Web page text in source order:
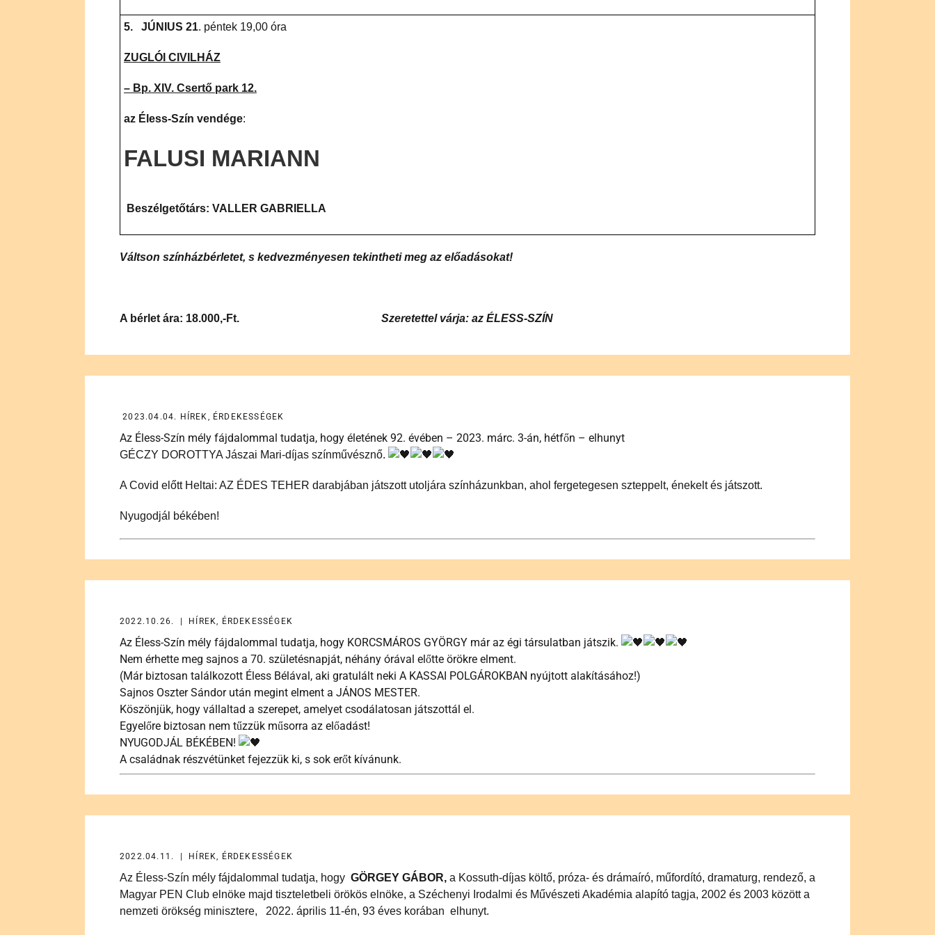
5. JÚNIUS 21. péntek 19,00 óra
ZUGLÓI CIVILHÁZ
– Bp. XIV. Csertő park 12.
az Éless-Szín vendége:
FALUSI MARIANN
Beszélgetőtárs: VALLER GABRIELLA
Váltson színházbérletet, s kedvezményesen tekintheti meg az előadásokat!
A bérlet ára: 18.000,-Ft. Szeretettel várja: az ÉLESS-SZÍN
2023.04.04. HÍREK, ÉRDEKESSÉGEK
Az Éless-Szín mély fájdalommal tudatja, hogy életének 92. évében – 2023. márc. 3-án, hétfőn – elhunyt
GÉCZY DOROTTYA Jászai Mari-díjas színművésznő.
A Covid előtt Heltai: AZ ÉDES TEHER darabjában játszott utoljára színházunkban, ahol fergetegesen szteppelt, énekelt és játszott.
Nyugodjál békében!
2022.10.26. | HÍREK, ÉRDEKESSÉGEK
Az Éless-Szín mély fájdalommal tudatja, hogy KORCSMÁROS GYÖRGY már az égi társulatban játszik.
Nem érhette meg sajnos a 70. születésnapját, néhány órával előtte örökre elment.
(Már biztosan találkozott Éless Bélával, aki gratulált neki A KASSAI POLGÁROKBAN nyújtott alakításához!)
Sajnos Oszter Sándor után megint elment a JÁNOS MESTER.
Köszönjük, hogy vállaltad a szerepet, amelyet csodálatosan játszottál el.
Egyelőre biztosan nem tűzzük műsorra az előadást!
NYUGODJÁL BÉKÉBEN!
A családnak részvétünket fejezzük ki, s sok erőt kívánunk.
2022.04.11. | HÍREK, ÉRDEKESSÉGEK
Az Éless-Szín mély fájdalommal tudatja, hogy GÖRGEY GÁBOR, a Kossuth-díjas költő, próza- és drámaíró, műfordító, dramaturg, rendező, a
Magyar PEN Club elnöke majd tiszteletbeli örökös elnöke, a Széchenyi Irodalmi és Művészeti Akadémia alapító tagja, 2002 és 2003 között a
nemzeti örökség minisztere, 2022. április 11-én, 93 éves korában elhunyt.